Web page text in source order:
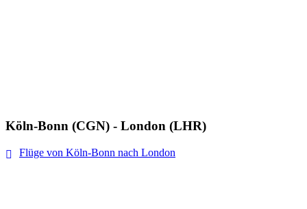
Köln-Bonn (CGN) - London (LHR)
Flüge von Köln-Bonn nach London